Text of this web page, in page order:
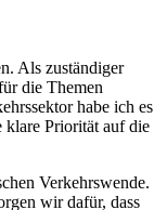
Als zuständiger
die Themen
habe ich es
klare Priorität auf die
Verkehrswende.
wir dafür, dass